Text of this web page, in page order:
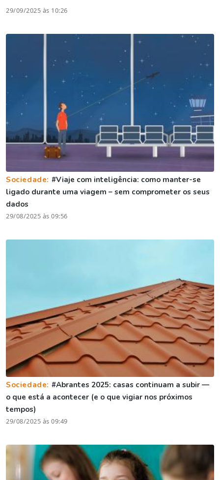
29/09/2025 às 10:26
Sociedade: #Viaje com inteligência: como manter-se
ligado durante uma viagem – sem comprometer os seus
dados
29/08/2025 às 09:56
Sociedade: #Abrantes 2025: casas continuam a subir —
o que está a acontecer (e o que vigiar nos próximos
tempos)
29/08/2025 às 09:49